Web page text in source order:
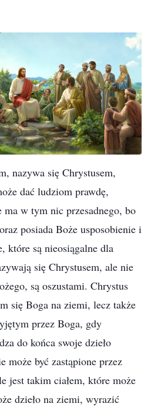
nazywa się Chrystusem,
dać ludziom prawdę,
w tym nic przesadnego, bo
posiada Boże usposobienie i
które są nieosiągalne dla
się Chrystusem, ale nie
są oszustami. Chrystus
się Boga na ziemi, lecz także
przez Boga, gdy
do końca swoje dzieło
może być zastąpione przez
jest takim ciałem, które może
dzieło na ziemi, wyrazić